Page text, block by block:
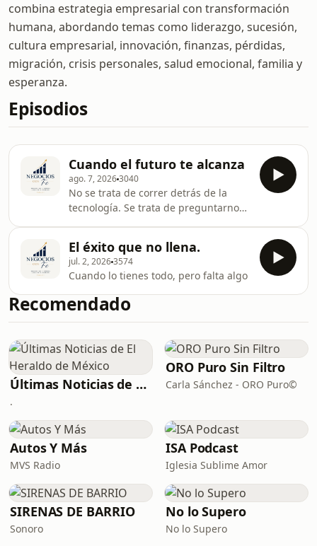
combina estrategia empresarial con transformación
humana, abordando temas como liderazgo, sucesión,
cultura empresarial, innovación, finanzas, pérdidas,
migración, crisis personales, salud emocional, familia y
esperanza.
Episodios
Cuando el futuro te alcanza
ago. 7, 20263040
No se trata de correr detrás de la
tecnología. Se trata de preguntarnos
liderar lo que viene.La IA nos puso
frente a un umbral: podemos correr
detrás de la tecnología… o detenernos
un momento para preguntarnos
desde dónde queremos liderar el
futuro.Un punto donde el marco viejo
ya no contiene lo que está naciendo,
pero donde todavía nec
El éxito que no llena.
jul. 2, 20263574
Cuando lo tienes todo, pero falta algo
Recomendado
Últimas Noticias de El Heraldo de México
.
ORO Puro Sin Filtro
Carla Sánchez - ORO Puro©
Autos Y Más
MVS Radio
ISA Podcast
Iglesia Sublime Amor
SIRENAS DE BARRIO
Sonoro
No lo Supero
No lo Supero